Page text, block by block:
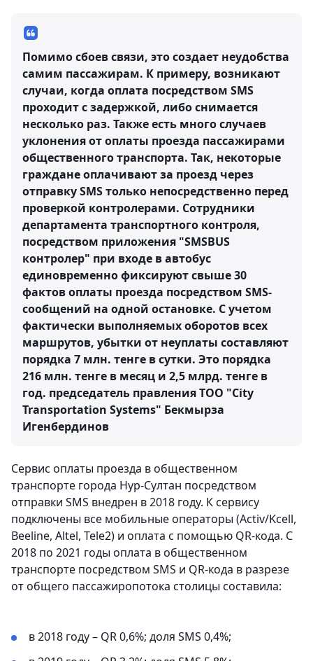
Помимо сбоев связи, это создает неудобства
самим пассажирам. К примеру, возникают
случаи, когда оплата посредством SMS
проходит с задержкой, либо снимается
несколько раз. Также есть много случаев
уклонения от оплаты проезда пассажирами
общественного транспорта. Так, некоторые
граждане оплачивают за проезд через
отправку SMS только непосредственно перед
проверкой контролерами. Сотрудники
департамента транспортного контроля,
посредством приложения "SMSBUS
контролер" при входе в автобус
единовременно фиксируют свыше 30
фактов оплаты проезда посредством SMS-
сообщений на одной остановке. С учетом
фактически выполняемых оборотов всех
маршрутов, убытки от неуплаты составляют
порядка 7 млн. тенге в сутки. Это порядка
216 млн. тенге в месяц и 2,5 млрд. тенге в
год. председатель правления ТОО "City
Transportation Systems" Бекмырза
Игенбердинов
Сервис оплаты проезда в общественном
транспорте города Нур-Султан посредством
отправки SMS внедрен в 2018 году. К сервису
подключены все мобильные операторы (Activ/Kcell,
Beeline, Altel, Tele2) и оплата с помощью QR-кода. С
2018 по 2021 годы оплата в общественном
транспорте посредством SMS и QR-кода в разрезе
от общего пассажиропотока столицы составила:
в 2018 году – QR 0,6%; доля SMS 0,4%;